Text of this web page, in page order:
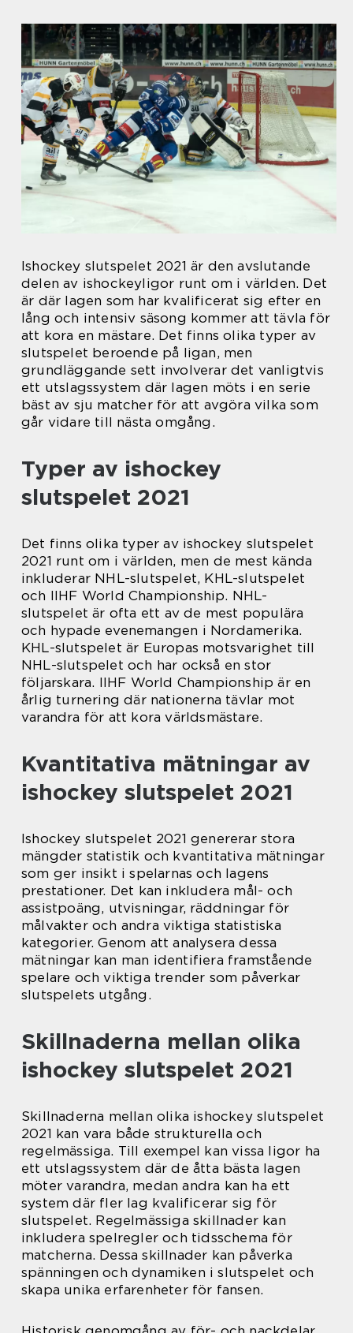
Ishockey slutspelet 2021 är den avslutande
delen av ishockeyligor runt om i världen. Det
är där lagen som har kvalificerat sig efter en
lång och intensiv säsong kommer att tävla för
att kora en mästare. Det finns olika typer av
slutspelet beroende på ligan, men
grundläggande sett involverar det vanligtvis
ett utslagssystem där lagen möts i en serie
bäst av sju matcher för att avgöra vilka som
går vidare till nästa omgång.
Typer av ishockey
slutspelet 2021
Det finns olika typer av ishockey slutspelet
2021 runt om i världen, men de mest kända
inkluderar NHL-slutspelet, KHL-slutspelet
och IIHF World Championship. NHL-
slutspelet är ofta ett av de mest populära
och hypade evenemangen i Nordamerika.
KHL-slutspelet är Europas motsvarighet till
NHL-slutspelet och har också en stor
följarskara. IIHF World Championship är en
årlig turnering där nationerna tävlar mot
varandra för att kora världsmästare.
Kvantitativa mätningar av
ishockey slutspelet 2021
Ishockey slutspelet 2021 genererar stora
mängder statistik och kvantitativa mätningar
som ger insikt i spelarnas och lagens
prestationer. Det kan inkludera mål- och
assistpoäng, utvisningar, räddningar för
målvakter och andra viktiga statistiska
kategorier. Genom att analysera dessa
mätningar kan man identifiera framstående
spelare och viktiga trender som påverkar
slutspelets utgång.
Skillnaderna mellan olika
ishockey slutspelet 2021
Skillnaderna mellan olika ishockey slutspelet
2021 kan vara både strukturella och
regelmässiga. Till exempel kan vissa ligor ha
ett utslagssystem där de åtta bästa lagen
möter varandra, medan andra kan ha ett
system där fler lag kvalificerar sig för
slutspelet. Regelmässiga skillnader kan
inkludera spelregler och tidsschema för
matcherna. Dessa skillnader kan påverka
spänningen och dynamiken i slutspelet och
skapa unika erfarenheter för fansen.